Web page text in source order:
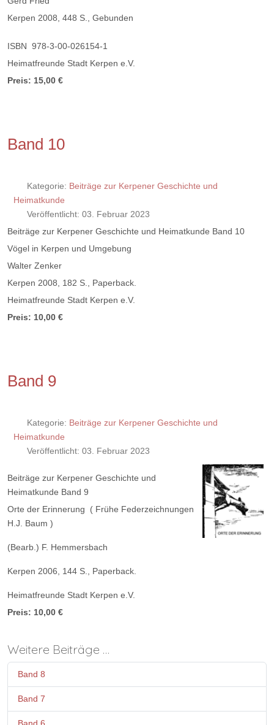
Kerpen 2008, 448 S., Gebunden
ISBN 978-3-00-026154-1
Heimatfreunde Stadt Kerpen e.V.
Preis: 15,00 €
Band 10
Kategorie: Beiträge zur Kerpener Geschichte und
Heimatkunde
Veröffentlicht: 03. Februar 2023
Beiträge zur Kerpener Geschichte und Heimatkunde Band 10
Vögel in Kerpen und Umgebung
Walter Zenker
Kerpen 2008, 182 S., Paperback.
Heimatfreunde Stadt Kerpen e.V.
Preis: 10,00 €
Band 9
Kategorie: Beiträge zur Kerpener Geschichte und
Heimatkunde
Veröffentlicht: 03. Februar 2023
Beiträge zur Kerpener Geschichte und
Heimatkunde Band 9
Orte der Erinnerung ( Frühe Federzeichnungen
H.J. Baum )
(Bearb.) F. Hemmersbach
Kerpen 2006, 144 S., Paperback.
Heimatfreunde Stadt Kerpen e.V.
Preis: 10,00 €
Weitere Beiträge …
Band 8
Band 7